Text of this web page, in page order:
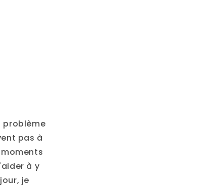
problème
pas à
à y
je